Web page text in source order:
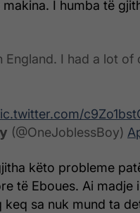
I humba të
England. I had a lot of
këto probleme
të Eboues. Ai madje
keq sa nuk mund ta